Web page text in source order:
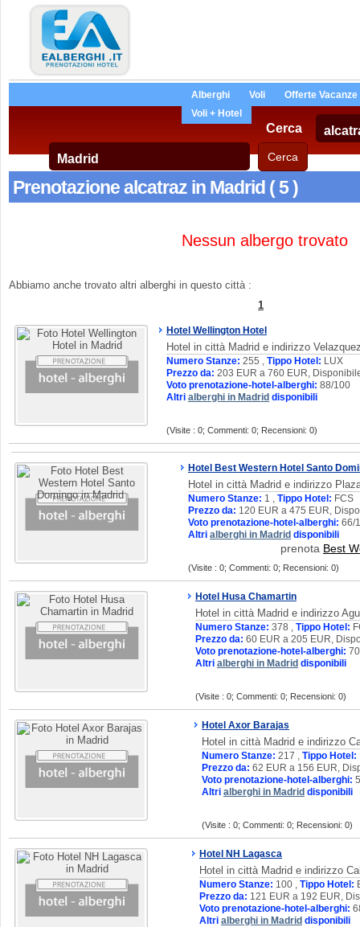
Alberghi Voli
Offerte Vacanze
Voli + Hotel
Cerca
Prenotazione alcatraz in Madrid ( 5 )
Nessun albergo trovato
Abbiamo anche trovato altri alberghi in questo città :
1
Hotel Wellington Hotel
Hotel in città Madrid e indirizzo
Numero Stanze: 255 , Tippo Hotel: LUX
Prezzo da: 203 EUR a 760 EUR,
Voto prenotazione-hotel-alberghi: 88/100
Altri alberghi in Madrid disponibili
(Visite : 0; Commenti: 0; Recensioni: 0)
Hotel Best Western Hotel Santo
Hotel in città Madrid e indirizzo
Numero Stanze: 1 , Tippo Hotel: FCS
Prezzo da: 120 EUR a 475 EUR,
Voto prenotazione-hotel-alberghi: 66/
Altri alberghi in Madrid disponibili
prenota Best
(Visite : 0; Commenti: 0; Recensioni: 0)
Hotel Husa Chamartin
Hotel in città Madrid e indirizzo
Numero Stanze: 378 , Tippo Hotel:
Prezzo da: 60 EUR a 205 EUR,
Voto prenotazione-hotel-alberghi:
Altri alberghi in Madrid disponibili
(Visite : 0; Commenti: 0; Recensioni: 0)
Hotel Axor Barajas
Hotel in città Madrid e indirizzo
Numero Stanze: 217 , Tippo Hotel:
Prezzo da: 62 EUR a 156 EUR,
Voto prenotazione-hotel-alberghi:
Altri alberghi in Madrid disponibili
(Visite : 0; Commenti: 0; Recensioni: 0)
Hotel NH Lagasca
Hotel in città Madrid e indirizzo
Numero Stanze: 100 , Tippo Hotel:
Prezzo da: 121 EUR a 192 EUR,
Voto prenotazione-hotel-alberghi:
Altri alberghi in Madrid disponibili